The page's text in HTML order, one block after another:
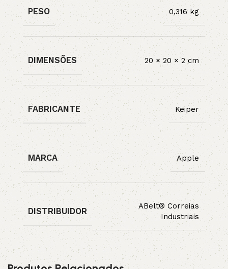
PESO 0,316 kg
DIMENSÕES 20 × 20 × 2 cm
FABRICANTE Keiper
MARCA Apple
DISTRIBUIDOR
ABelt® Correias
Industriais